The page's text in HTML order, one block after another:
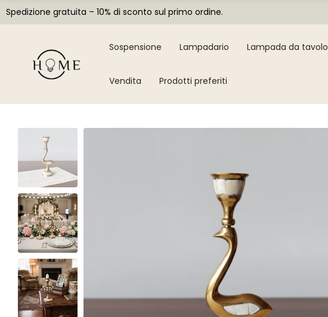
Spedizione gratuita – 10% di sconto sul primo ordine.
Sospensione Lampadario Lampada da tavolo
Vendita Prodotti preferiti